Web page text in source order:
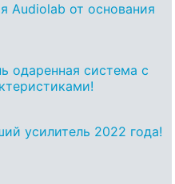
Audiolab от основания
одаренная система с
усилитель 2022 года!